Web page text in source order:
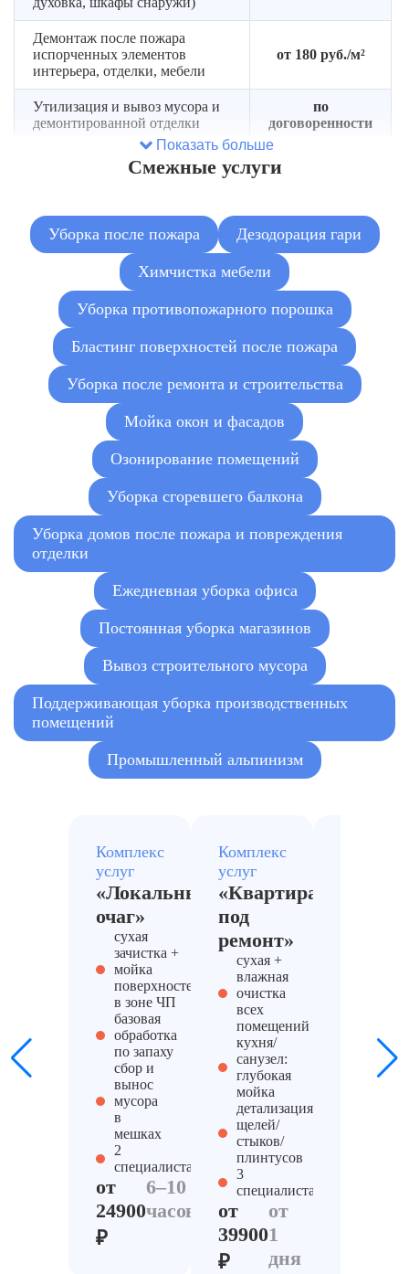
Демонтаж после пожара
испорченных элементов
интерьера, отделки, мебели
от 180 руб./м²
Утилизация и вывоз мусора и
демонтированной отделки
по
договоренности
Подача газели под вывоз
от 6 000 руб.
сгоревшего мусора
от 7 000 руб.
Очистка от сажи и копоти
пострадавших поверхностей
от 180 руб./м²
Мойка окон, дверей,
радиаторов, бытовой техники,
сантехники, светильников и
от 180 руб./шт.
Химчистка мягкой мебели от 1 500 руб.
Удаление запаха гари от 100 руб./м²
Показать больше
Cмежные услуги
Уборка после пожара Дезодорация гари
Химчистка мебели
Уборка противопожарного порошка
Бластинг поверхностей после пожара
Уборка после ремонта и строительства
Мойка окон и фасадов
Озонирование помещений
Уборка сгоревшего балкона
Уборка домов после пожара и повреждения
отделки
Ежедневная уборка офиса
Постоянная уборка магазинов
Вывоз строительного мусора
Поддерживающая уборка производственных
помещений
Промышленный альпинизм
Комплекс
услуг
«Локальный
очаг»
сухая
зачистка +
мойка
поверхностей
в зоне ЧП
базовая
обработка
по запаху
сбор и
вынос
мусора
в
мешках
2
специалиста
от
24900
₽
6–10
часов
Комплекс
услуг
«Квартира
под
ремонт»
сухая +
влажная
очистка
всех
помещений
кухня/
санузел:
глубокая
мойка
детализация
щелей/
стыков/
плинтусов
3
специалиста
от
39900
₽
от
1
дня
мебели